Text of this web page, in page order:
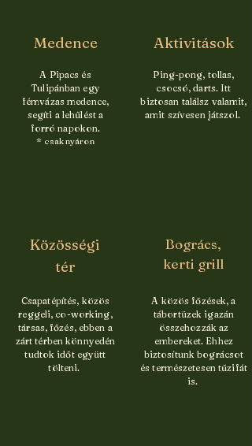
Medence
A Pipacs és
Tulipánban egy
fémvázas medence,
segíti a lehűlést a
forró napokon.
* csak nyáron
Közösségi
tér
Csapatépítés, közös
reggeli, co-working,
társas, főzés, ebben a
zárt térben könnyedén
tudtok időt együtt
tölteni.
Aktivitások
Ping-pong, tollas,
csocsó, darts. Itt
biztosan találsz valamit,
amit szívesen játszol.
Bogrács,
kerti grill
A közös főzések, a
tábortüzek igazán
összehozzák az
embereket. Ehhez
biztosítunk bográcsot
és természetesen tűzifát
is.